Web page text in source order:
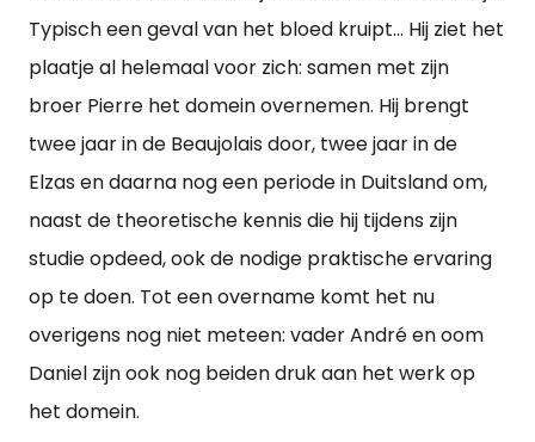
Typisch een geval van het bloed kruipt… Hij ziet het
plaatje al helemaal voor zich: samen met zijn
broer Pierre het domein overnemen. Hij brengt
twee jaar in de Beaujolais door, twee jaar in de
Elzas en daarna nog een periode in Duitsland om,
naast de theoretische kennis die hij tijdens zijn
studie opdeed, ook de nodige praktische ervaring
op te doen. Tot een overname komt het nu
overigens nog niet meteen: vader André en oom
Daniel zijn ook nog beiden druk aan het werk op
het domein.